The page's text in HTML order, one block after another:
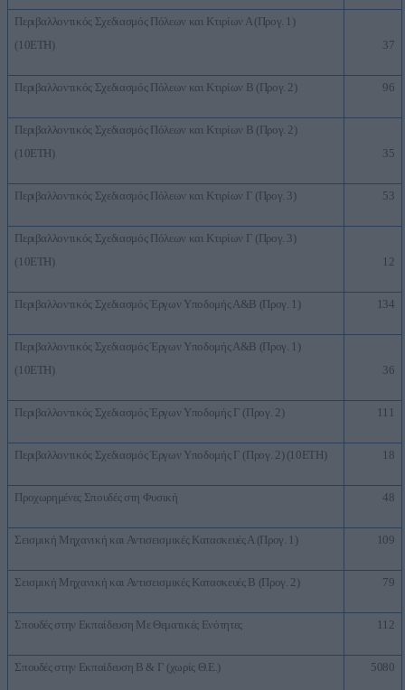
Περιβαλλοντικός Σχεδιασμός Πόλεων και Κτιρίων Α (Προγ. 1)
(10ΕΤΗ)
37
Περιβαλλοντικός Σχεδιασμός Πόλεων και Κτιρίων Β (Προγ. 2) 96
Περιβαλλοντικός Σχεδιασμός Πόλεων και Κτιρίων Β (Προγ. 2)
(10ΕΤΗ)
35
Περιβαλλοντικός Σχεδιασμός Πόλεων και Κτιρίων Γ (Προγ. 3) 53
Περιβαλλοντικός Σχεδιασμός Πόλεων και Κτιρίων Γ (Προγ. 3)
(10ΕΤΗ)
12
Περιβαλλοντικός Σχεδιασμός Έργων Υποδομής Α&Β (Προγ. 1) 134
Περιβαλλοντικός Σχεδιασμός Έργων Υποδομής Α&Β (Προγ. 1)
(10ΕΤΗ)
36
Περιβαλλοντικός Σχεδιασμός Έργων Υποδομής Γ (Προγ. 2) 111
Περιβαλλοντικός Σχεδιασμός Έργων Υποδομής Γ (Προγ. 2) (10ΕΤΗ) 18
Προχωρημένες Σπουδές στη Φυσική 48
Σεισμική Μηχανική και Αντισεισμικές Κατασκευές Α (Προγ. 1) 109
Σεισμική Μηχανική και Αντισεισμικές Κατασκευές Β (Προγ. 2) 79
Σπουδές στην Εκπαίδευση Με Θεματικές Ενότητες 112
Σπουδές στην Εκπαίδευση Β & Γ (χωρίς Θ.Ε.) 5080